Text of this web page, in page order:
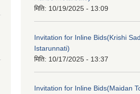
मिति: 10/19/2025 - 13:09
Invitation for Inline Bids(Krishi
Istarunnati)
मिति: 10/17/2025 - 13:37
Invitation for Inline Bids(Maidan